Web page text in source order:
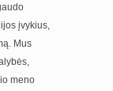
įvykius,
Mus
meno